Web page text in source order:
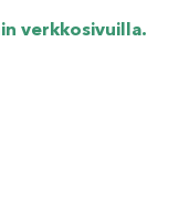
verkkosivuilla.